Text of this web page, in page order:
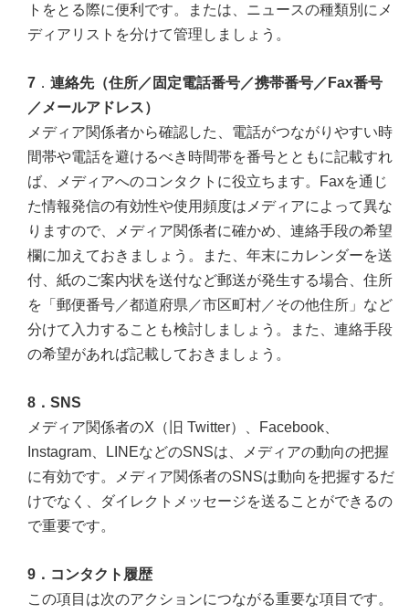
トをとる際に便利です。または、ニュースの種類別にメ
ディアリストを分けて管理しましょう。
7 ． 連絡先（住所／固定電話番号／携帯番号／Fax番号
／メールアドレス）
メディア関係者から確認した、電話がつながりやすい時
間帯や電話を避けるべき時間帯を番号とともに記載すれ
ば、メディアへのコンタクトに役立ちます。Faxを通じ
た情報発信の有効性や使用頻度はメディアによって異な
りますので、メディア関係者に確かめ、連絡手段の希望
欄に加えておきましょう。また、年末にカレンダーを送
付、紙のご案内状を送付など郵送が発生する場合、住所
を「郵便番号／都道府県／市区町村／その他住所」など
分けて入力することも検討しましょう。また、連絡手段
の希望があれば記載しておきましょう。
8．SNS
メディア関係者のX（旧 Twitter）、Facebook、
Instagram、LINEなどのSNSは、メディアの動向の把握
に有効です。メディア関係者のSNSは動向を把握するだ
けでなく、ダイレクトメッセージを送ることができるの
で重要です。
9．コンタクト履歴
この項目は次のアクションにつながる重要な項目です。